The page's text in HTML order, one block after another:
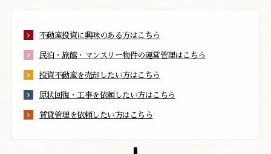
不動産投資に興味のある方はこちら
民泊・旅館・マンスリー物件の運営管理はこちら
投資不動産を売却したい方はこちら
原状回復・工事を依頼したい方はこちら
賃貸管理を依頼したい方はこちら